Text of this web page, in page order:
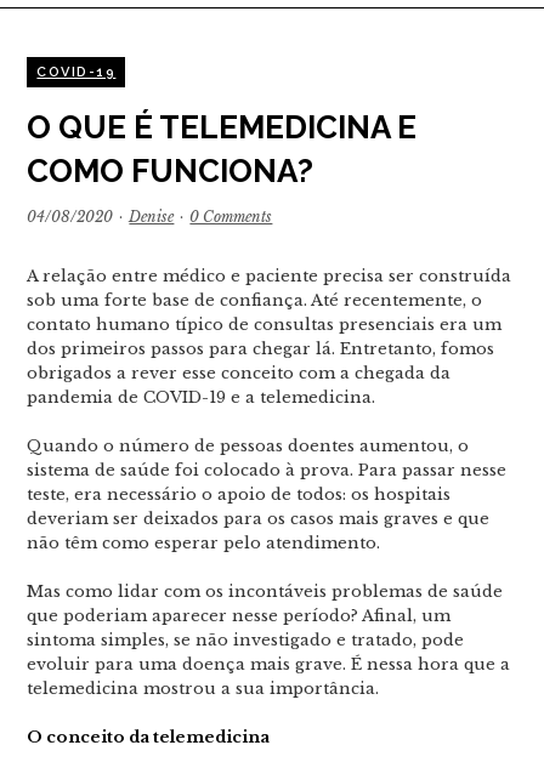
COVID-19
O QUE É TELEMEDICINA E
COMO FUNCIONA?
04/08/2020 · Denise · 0 Comments
A relação entre médico e paciente precisa ser construída
sob uma forte base de confiança. Até recentemente, o
contato humano típico de consultas presenciais era um
dos primeiros passos para chegar lá. Entretanto, fomos
obrigados a rever esse conceito com a chegada da
pandemia de COVID-19 e a telemedicina.
Quando o número de pessoas doentes aumentou, o
sistema de saúde foi colocado à prova. Para passar nesse
teste, era necessário o apoio de todos: os hospitais
deveriam ser deixados para os casos mais graves e que
não têm como esperar pelo atendimento.
Mas como lidar com os incontáveis problemas de saúde
que poderiam aparecer nesse período? Afinal, um
sintoma simples, se não investigado e tratado, pode
evoluir para uma doença mais grave. É nessa hora que a
telemedicina mostrou a sua importância.
O conceito da telemedicina